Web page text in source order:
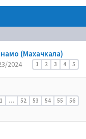
(Махачкала)
1 2 3 4 5
2024
1 … 52 53 54 55 56